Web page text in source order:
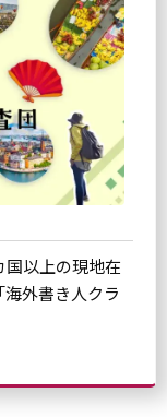
以上の現地在
外書き人クラ